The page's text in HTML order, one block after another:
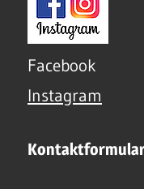
Facebook
Instagram